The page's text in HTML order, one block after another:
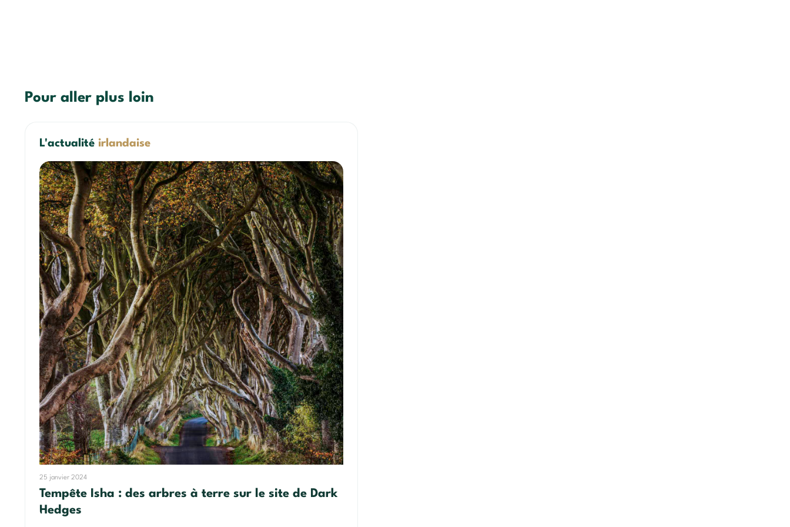
Pour aller plus loin
L'actualité irlandaise
25 janvier 2024
Tempête Isha : des arbres à terre sur le site de Dark
Hedges